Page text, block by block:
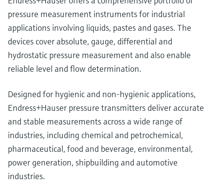
pressure measurement instruments for industrial
applications involving liquids, pastes and gases. The
devices cover absolute, gauge, differential and
hydrostatic pressure measurement and also enable
reliable level and flow determination.
Designed for hygienic and non-hygienic applications,
Endress+Hauser pressure transmitters deliver accurate
and stable measurements across a wide range of
industries, including chemical and petrochemical,
pharmaceutical, food and beverage, environmental,
power generation, shipbuilding and automotive
industries.